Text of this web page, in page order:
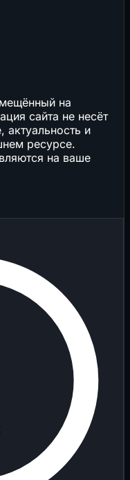
на
сайта не несёт
актуальность и
ресурсе.
на ваше